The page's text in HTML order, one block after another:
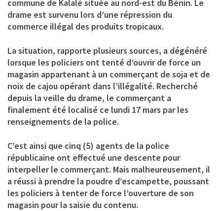
commune de Kalalé située au nord-est du Bénin. Le
drame est survenu lors d’une répression du
commerce illégal des produits tropicaux.
La situation, rapporte plusieurs sources, a dégénéré
lorsque les policiers ont tenté d’ouvrir de force un
magasin appartenant à un commerçant de soja et de
noix de cajou opérant dans l’illégalité. Recherché
depuis la veille du drame, le commerçant a
finalement été localisé ce lundi 17 mars par les
renseignements de la police.
C’est ainsi que cinq (5) agents de la police
républicaine ont effectué une descente pour
interpeller le commerçant. Mais malheureusement, il
a réussi à prendre la poudre d’escampette, poussant
les policiers à tenter de force l’ouverture de son
magasin pour la saisie du contenu.